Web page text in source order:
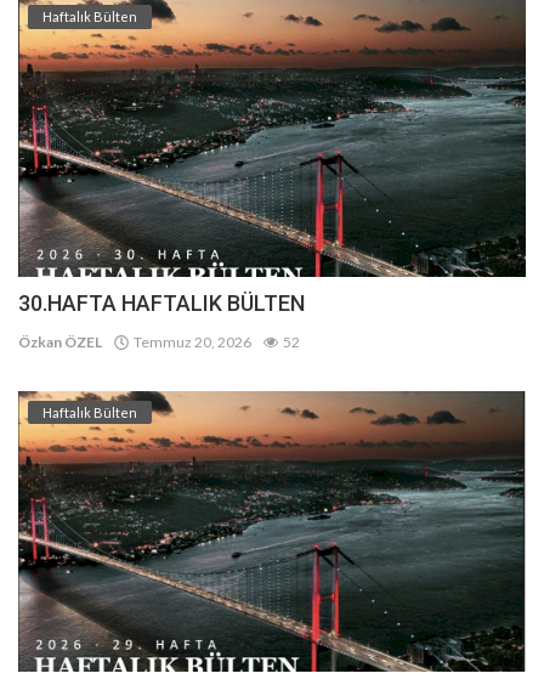
Haftalık Bülten
30.HAFTA HAFTALIK BÜLTEN
Özkan ÖZEL Temmuz 20, 2026 52
Haftalık Bülten